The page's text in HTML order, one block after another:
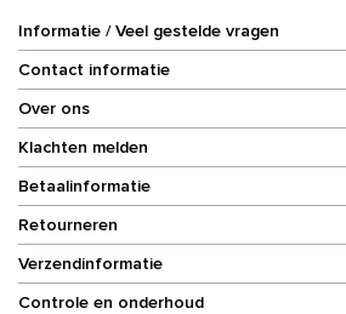
Informatie / Veel gestelde vragen
Contact informatie
Over ons
Klachten melden
Betaalinformatie
Retourneren
Verzendinformatie
Controle en onderhoud